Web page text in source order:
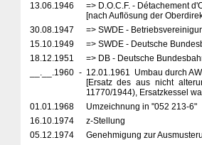
13.06.1946
=> D.O.C.F. - Détachement
[nach Auflösung der
30.08.1947
=> SWDE -
15.10.1949
=> SWDE - Deutsche
18.12.1951
=> DB - Deutsche
__.__.1960 - 12.01.1961 Umbau durch
[Ersatz des aus nicht
11770/1944), Ersatzkessel
01.01.1968
Umzeichnung in "052 213-6"
16.10.1974
z-Stellung
05.12.1974
Genehmigung zur